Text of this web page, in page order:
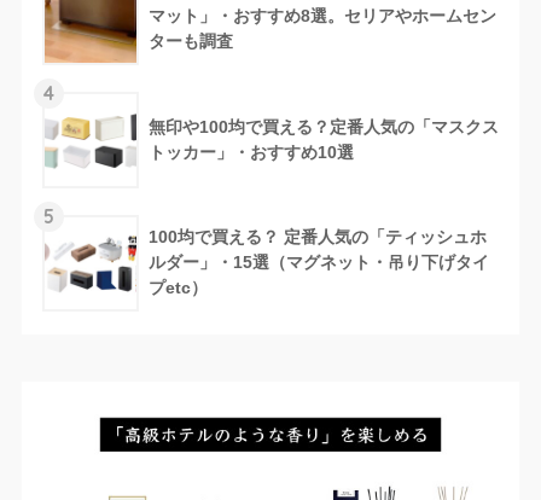
マット」・おすすめ8選。セリアやホームセン
ターも調査
4
無印や100均で買える？定番人気の「マスクス
トッカー」・おすすめ10選
5
100均で買える？ 定番人気の「ティッシュホ
ルダー」・15選（マグネット・吊り下げタイ
プetc）